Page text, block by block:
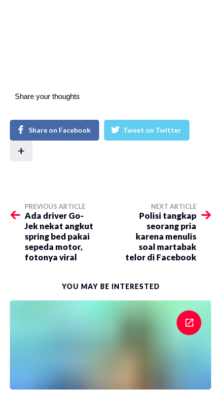
Share your thoughts
Share on Facebook Tweet on Twitter
+
PREVIOUS ARTICLE
Ada driver Go-
Jek nekat angkut
spring bed pakai
sepeda motor,
fotonya viral
NEXT ARTICLE
Polisi tangkap
seorang pria
karena menulis
soal martabak
telor di Facebook
YOU MAY BE INTERESTED